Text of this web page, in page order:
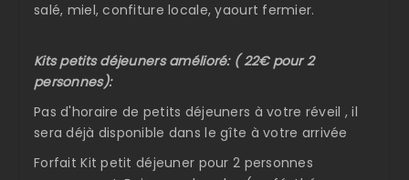
salé, miel, confiture locale, yaourt fermier.
Kits petits déjeuners amélioré: ( 22€ pour 2
personnes):
Pas d'horaire de petits déjeuners à votre réveil , il
sera déjà disponible dans le gîte à votre arrivée
Forfait Kit petit déjeuner pour 2 personnes